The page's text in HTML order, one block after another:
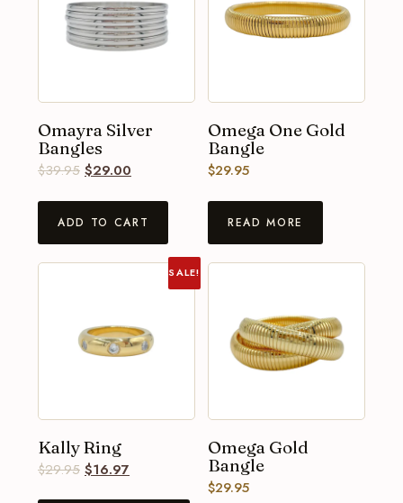
Omayra Silver
Bangles
$39.95 $29.00
ADD TO CART
Omega One Gold
Bangle
$29.95
READ MORE
SALE!
Kally Ring
$29.95 $16.97
Omega Gold
Bangle
$29.95